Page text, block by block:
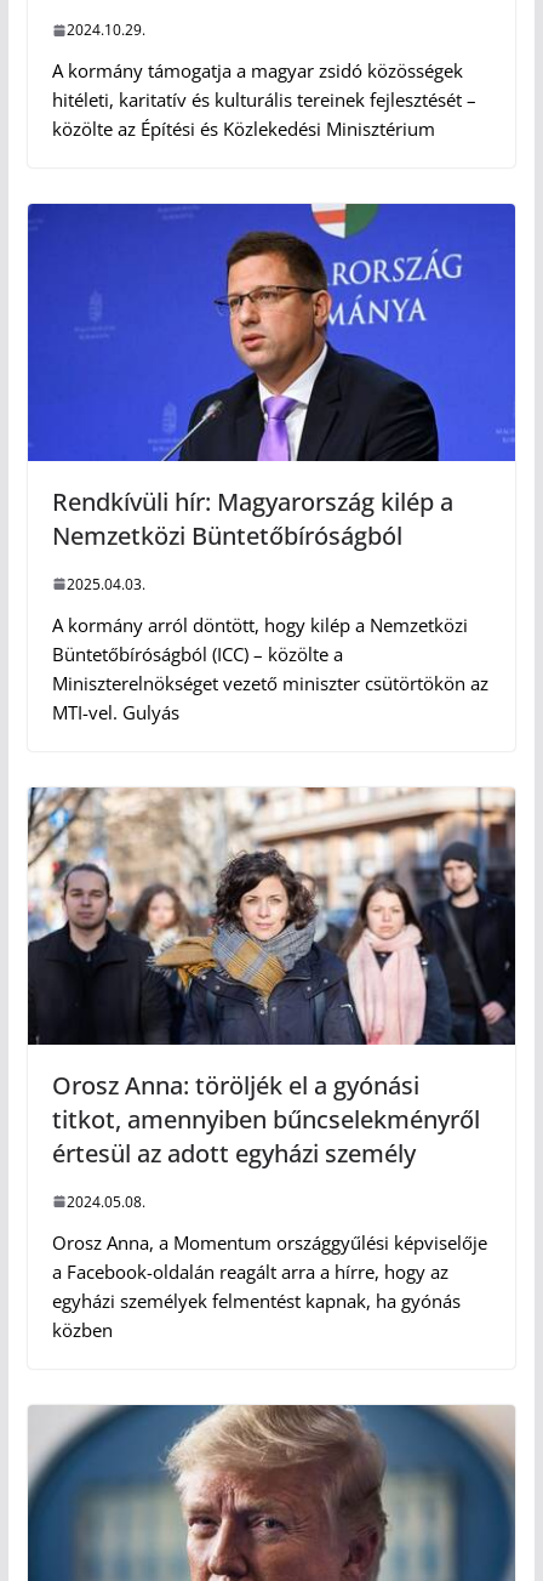
2024.10.29.
A kormány támogatja a magyar zsidó közösségek
hitéleti, karitatív és kulturális tereinek fejlesztését –
közölte az Építési és Közlekedési Minisztérium
Rendkívüli hír: Magyarország kilép a
Nemzetközi Büntetőbíróságból
2025.04.03.
A kormány arról döntött, hogy kilép a Nemzetközi
Büntetőbíróságból (ICC) – közölte a
Miniszterelnökséget vezető miniszter csütörtökön az
MTI-vel. Gulyás
Orosz Anna: töröljék el a gyónási
titkot, amennyiben bűncselekményről
értesül az adott egyházi személy
2024.05.08.
Orosz Anna, a Momentum országgyűlési képviselője
a Facebook-oldalán reagált arra a hírre, hogy az
egyházi személyek felmentést kapnak, ha gyónás
közben